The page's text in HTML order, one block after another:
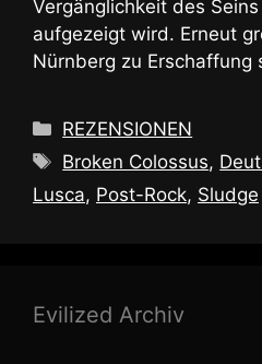
Vergänglichkeit des
aufgezeigt wird. Erneut
Nürnberg zu Erschaffung
Kategorien
REZENSIONEN
Schlagwörter
Broken Colossus,
Lusca, Post-Rock, Sludge
Evilized Archiv